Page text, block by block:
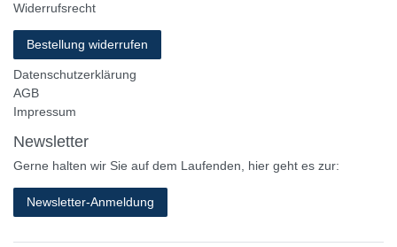
Widerrufsrecht
Bestellung widerrufen
Datenschutzerklärung
AGB
Impressum
Newsletter
Gerne halten wir Sie auf dem Laufenden, hier geht es zur:
Newsletter-Anmeldung